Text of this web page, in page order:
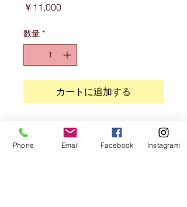
￥11,000価
数量 *
カートに追加する
Phone Email Facebook Instagram